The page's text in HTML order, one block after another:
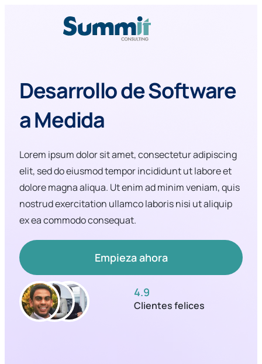
Desarrollo de Software
a Medida
Lorem ipsum dolor sit amet, consectetur adipiscing
elit, sed do eiusmod tempor incididunt ut labore et
dolore magna aliqua. Ut enim ad minim veniam, quis
nostrud exercitation ullamco laboris nisi ut aliquip
ex ea commodo consequat.
Empieza ahora
4.9
Clientes felices